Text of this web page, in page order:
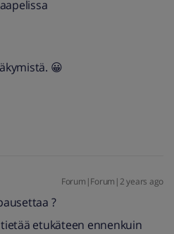
😀
Forum|Forum|2 years ago
?
etukäteen ennenkuin